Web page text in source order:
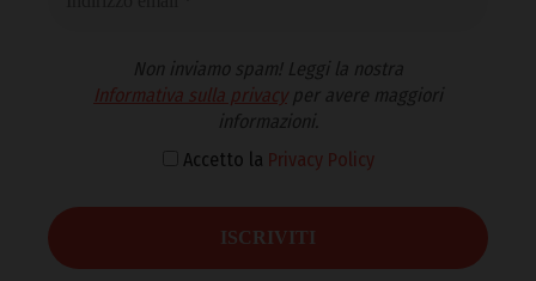
Non inviamo spam! Leggi la nostra
Informativa sulla privacyper avere maggiori
informazioni.
Accetto la Privacy Policy